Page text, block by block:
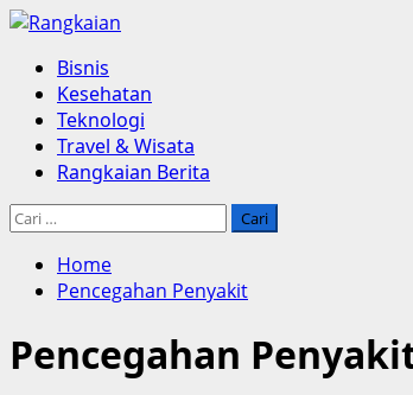
Skip
content
Primary
Menu
Bisnis
Kesehatan
Teknologi
Travel & Wisata
Rangkaian Berita
Cari
Home
Pencegahan Penyakit
Pencegahan